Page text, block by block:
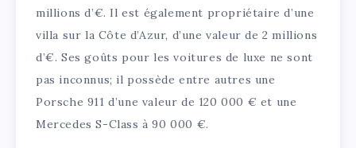
millions d’€. Il est également propriétaire d’une
villa sur la Côte d’Azur, d’une valeur de 2 millions
d’€. Ses goûts pour les voitures de luxe ne sont
pas inconnus; il possède entre autres une
Porsche 911 d’une valeur de 120 000 € et une
Mercedes S-Class à 90 000 €.